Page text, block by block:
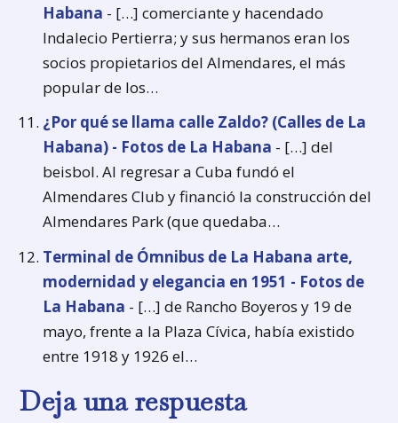
Habana - […] comerciante y hacendado
Indalecio Pertierra; y sus hermanos eran los
socios propietarios del Almendares, el más
popular de los…
¿Por qué se llama calle Zaldo? (Calles de La
Habana) - Fotos de La Habana - […] del
beisbol. Al regresar a Cuba fundó el
Almendares Club y financió la construcción del
Almendares Park (que quedaba…
Terminal de Ómnibus de La Habana arte,
modernidad y elegancia en 1951 - Fotos de
La Habana - […] de Rancho Boyeros y 19 de
mayo, frente a la Plaza Cívica, había existido
entre 1918 y 1926 el…
Deja una respuesta